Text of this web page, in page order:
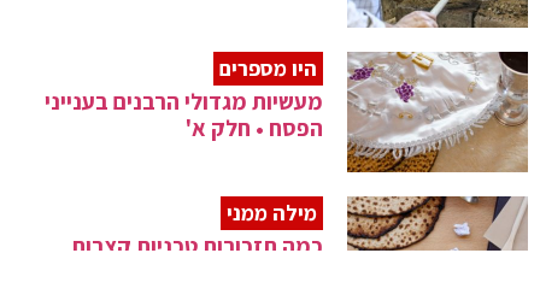
היו מספרים
מעשיות מגדולי הרבנים בענייני
הפסח • חלק א'
מילה ממני
כמה תזכורות טכניות קצרות